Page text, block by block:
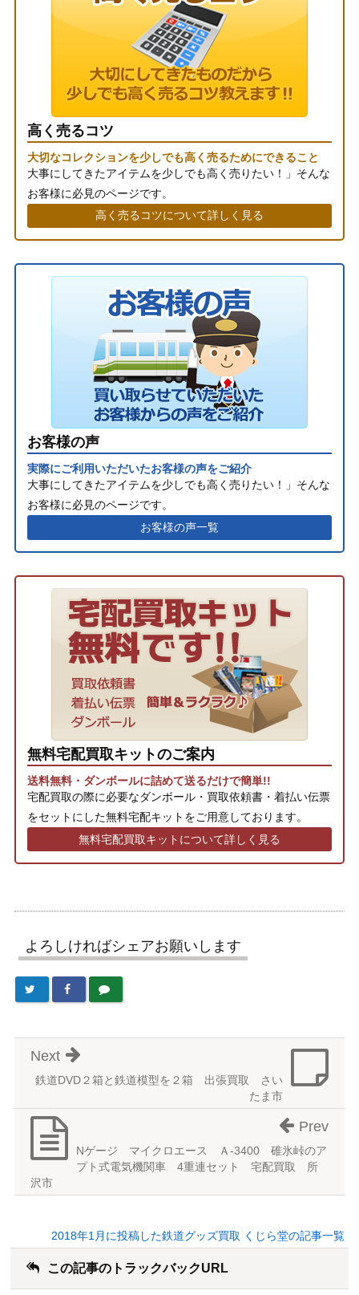
高く売るコツ
大切なコレクションを少しでも高く売るためにできること
大事にしてきたアイテムを少しでも高く売りたい！」そんな
お客様に必見のページです。
高く売るコツについて詳しく見る
お客様の声
実際にご利用いただいたお客様の声をご紹介
大事にしてきたアイテムを少しでも高く売りたい！」そんな
お客様に必見のページです。
お客様の声一覧
無料宅配買取キットのご案内
送料無料・ダンボールに詰めて送るだけで簡単!!
宅配買取の際に必要なダンボール・買取依頼書・着払い伝票
をセットにした無料宅配キットをご用意しております。
無料宅配買取キットについて詳しく見る
よろしければシェアお願いします
鉄道DVD２箱と鉄道模型を２箱 出張買取 さい
たま市
Next
Nゲージ マイクロエース Ａ-3400 碓氷峠のア
プト式電気機関車 4重連セット 宅配買取 所
沢市
Prev
2018年1月に投稿した鉄道グッズ買取 くじら堂の記事一覧
この記事のトラックバックURL